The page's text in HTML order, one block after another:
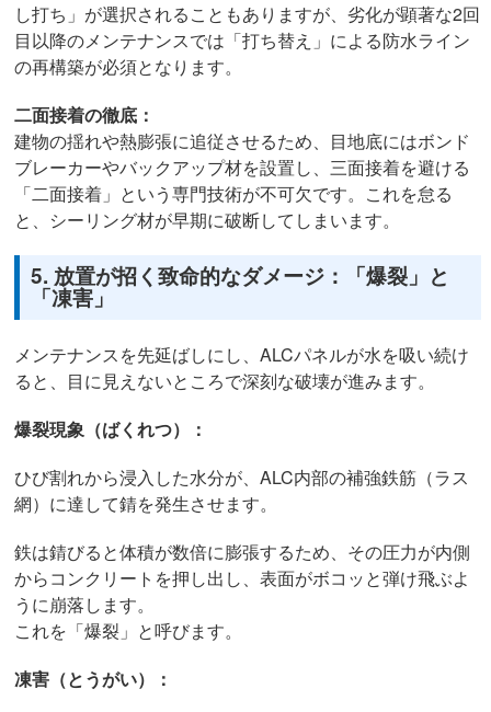
し打ち」が選択されることもありますが、劣化が顕著な2回
目以降のメンテナンスでは「打ち替え」による防水ライン
の再構築が必須となります。
二面接着の徹底：
建物の揺れや熱膨張に追従させるため、目地底にはボンド
ブレーカーやバックアップ材を設置し、三面接着を避ける
「二面接着」という専門技術が不可欠です。これを怠る
と、シーリング材が早期に破断してしまいます。
5. 放置が招く致命的なダメージ：「爆裂」と
「凍害」
メンテナンスを先延ばしにし、ALCパネルが水を吸い続け
ると、目に見えないところで深刻な破壊が進みます。
爆裂現象（ばくれつ）：
ひび割れから浸入した水分が、ALC内部の補強鉄筋（ラス
網）に達して錆を発生させます。
鉄は錆びると体積が数倍に膨張するため、その圧力が内側
からコンクリートを押し出し、表面がボコッと弾け飛ぶよ
うに崩落します。
これを「爆裂」と呼びます。
凍害（とうがい）：